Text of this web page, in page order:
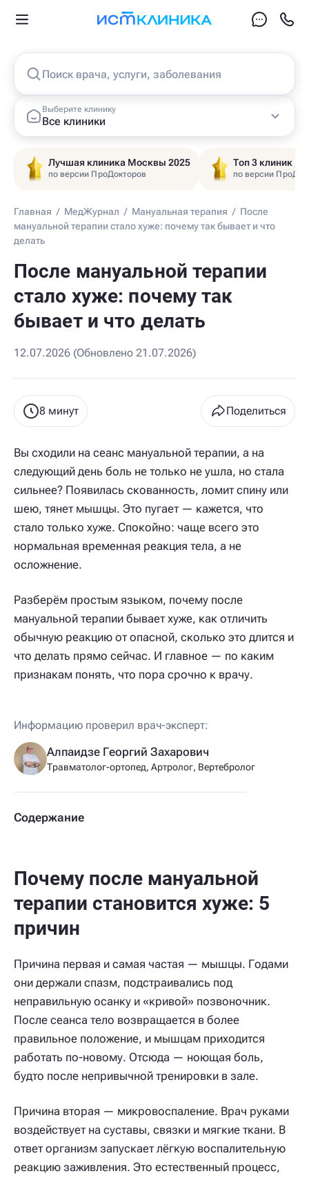
Поиск врача, услуги, заболевания
Выберите клинику
Все клиники
Лучшая клиника Москвы 2025
по версии ПроДокторов
Топ 3 клиник
по версии
Главная / МедЖурнал / Мануальная терапия / После
мануальной терапии стало хуже: почему так бывает и что
делать
После мануальной терапии
стало хуже: почему так
бывает и что делать
12.07.2026 (Обновлено 21.07.2026)
8 минут Поделиться
Вы сходили на сеанс мануальной терапии, а на
следующий день боль не только не ушла, но стала
сильнее? Появилась скованность, ломит спину или
шею, тянет мышцы. Это пугает — кажется, что
стало только хуже. Спокойно: чаще всего это
нормальная временная реакция тела, а не
осложнение.
Разберём простым языком, почему после
мануальной терапии бывает хуже, как отличить
обычную реакцию от опасной, сколько это длится и
что делать прямо сейчас. И главное — по каким
признакам понять, что пора срочно к врачу.
Информацию проверил врач-эксперт:
Алпаидзе Георгий Захарович
Травматолог-ортопед, Артролог, Вертебролог
Содержание
Почему после мануальной
терапии становится хуже: 5
причин
Причина первая и самая частая — мышцы. Годами
они держали спазм, подстраивались под
неправильную осанку и «кривой» позвоночник.
После сеанса тело возвращается в более
правильное положение, и мышцам приходится
работать по-новому. Отсюда — ноющая боль,
будто после непривычной тренировки в зале.
Причина вторая — микровоспаление. Врач руками
воздействует на суставы, связки и мягкие ткани. В
ответ организм запускает лёгкую воспалительную
реакцию заживления. Это естественный процесс,